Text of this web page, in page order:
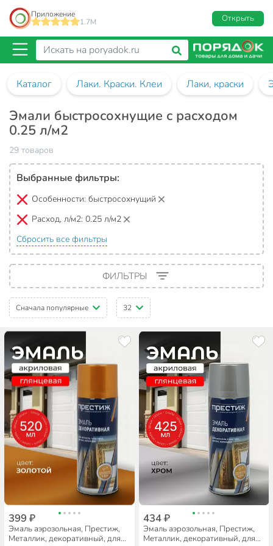
Приложение
1.7M
Открыть
Каталог Лаки. Краски. Клеи Лаки, краски
Эмали быстросохнущие с расходом
0.25 л/м2
29 товаров
Выбранные фильтры:
Особенности: быстросохнущий
Расход, л/м2: 0.25 л/м2
Сбросить все фильтры
ФИЛЬТРЫ
Сначала популярные 32
399 ₽
Эмаль аэрозольная, Престиж,
Металлик, декоративный, для
434 ₽
Эмаль аэрозольная, Престиж,
Металлик, декоративный, для